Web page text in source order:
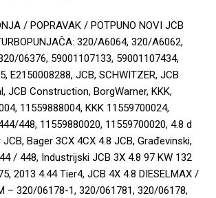
/ POPRAVAK / POTPUNO NOVI JCB
320/A6064, 320/A6062,
06376, 59001107133, 59001107434,
E2150008288, JCB, SCHWITZER, JCB
JCB Construction, BorgWarner, KKK,
11559888004, KKK 11559700024,
448, 11559880020, 11559700020, 4.8 d
Bager 3CX 4CX 4.8 JCB, Građevinski,
/ 448, Industrijski JCB 3X 4.8 97 KW 132
2013 4.44 Tier4, JCB 4X 4.8 DIESELMAX /
– 320/06178-1, 320/061781, 320/06178,